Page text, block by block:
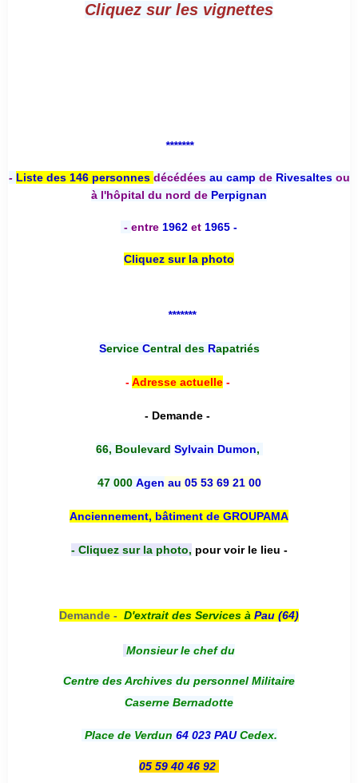
Cliquez sur les vignettes
*******
- Liste des 146 personnes décédées au camp deRivesaltesou
à l'hôpital du nord de Perpignan
- entre 1962 et 1965 -
Cliquez sur la photo
*******
Service Central desRapatriés
-Adresse actuelle-
- Demande -
66, Boulevard Sylvain Dumon,
47 000 Agen au 05 53 69 21 00
Anciennement, bâtiment de GROUPAMA
- Cliquez sur la photo, pour voir le lieu -
Demande - D'extrait des Services à Pau (64)
Monsieur le chef du
Centre des Archives du personnel Militaire
Caserne Bernadotte
Place de Verdun 64 023 PAUCedex.
05 59 40 46 92